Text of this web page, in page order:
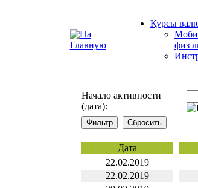
Курсы
физ
Начало активности
(дата):
Дата
22.02.2019
22.02.2019